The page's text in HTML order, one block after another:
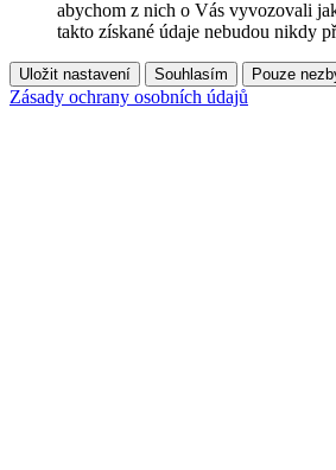
abychom z nich o Vás vyvozovali
takto získané údaje nebudou nikdy
Uložit nastavení Souhlasím Pouze
Zásady ochrany osobních údajů